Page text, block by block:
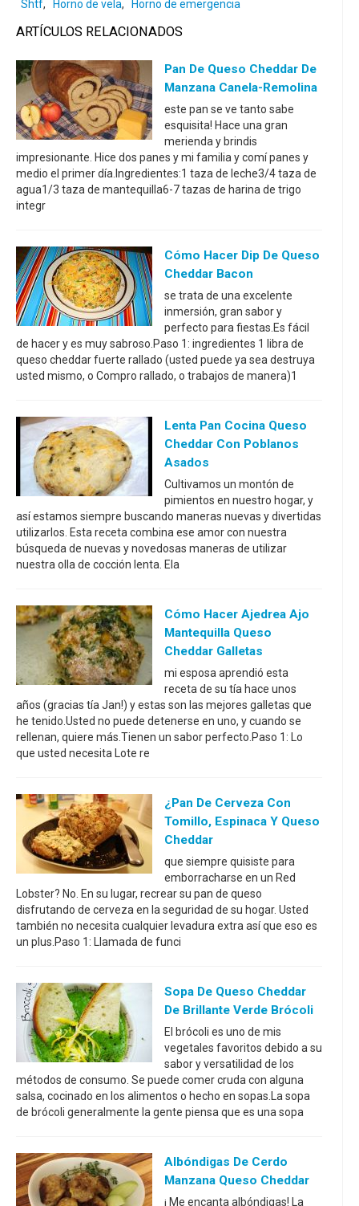
Shtf, Horno de vela, Horno de emergencia
ARTÍCULOS RELACIONADOS
Pan De Queso Cheddar De
Manzana Canela-Remolina
este pan se ve tanto sabe
esquisita! Hace una gran
merienda y brindis
impresionante. Hice dos panes y mi familia y comí panes y
medio el primer día.Ingredientes:1 taza de leche3/4 taza de
agua1/3 taza de mantequilla6-7 tazas de harina de trigo
integr
Cómo Hacer Dip De Queso
Cheddar Bacon
se trata de una excelente
inmersión, gran sabor y
perfecto para fiestas.Es fácil
de hacer y es muy sabroso.Paso 1: ingredientes 1 libra de
queso cheddar fuerte rallado (usted puede ya sea destruya
usted mismo, o Compro rallado, o trabajos de manera)1
Lenta Pan Cocina Queso
Cheddar Con Poblanos
Asados
Cultivamos un montón de
pimientos en nuestro hogar, y
así estamos siempre buscando maneras nuevas y divertidas
utilizarlos. Esta receta combina ese amor con nuestra
búsqueda de nuevas y novedosas maneras de utilizar
nuestra olla de cocción lenta. Ela
Cómo Hacer Ajedrea Ajo
Mantequilla Queso
Cheddar Galletas
mi esposa aprendió esta
receta de su tía hace unos
años (gracias tía Jan!) y estas son las mejores galletas que
he tenido.Usted no puede detenerse en uno, y cuando se
rellenan, quiere más.Tienen un sabor perfecto.Paso 1: Lo
que usted necesita Lote re
¿Pan De Cerveza Con
Tomillo, Espinaca Y Queso
Cheddar
que siempre quisiste para
emborracharse en un Red
Lobster? No. En su lugar, recrear su pan de queso
disfrutando de cerveza en la seguridad de su hogar. Usted
también no necesita cualquier levadura extra así que eso es
un plus.Paso 1: Llamada de funci
Sopa De Queso Cheddar
De Brillante Verde Brócoli
El brócoli es uno de mis
vegetales favoritos debido a su
sabor y versatilidad de los
métodos de consumo. Se puede comer cruda con alguna
salsa, cocinado en los alimentos o hecho en sopas.La sopa
de brócoli generalmente la gente piensa que es una sopa
Albóndigas De Cerdo
Manzana Queso Cheddar
¡ Me encanta albóndigas! La